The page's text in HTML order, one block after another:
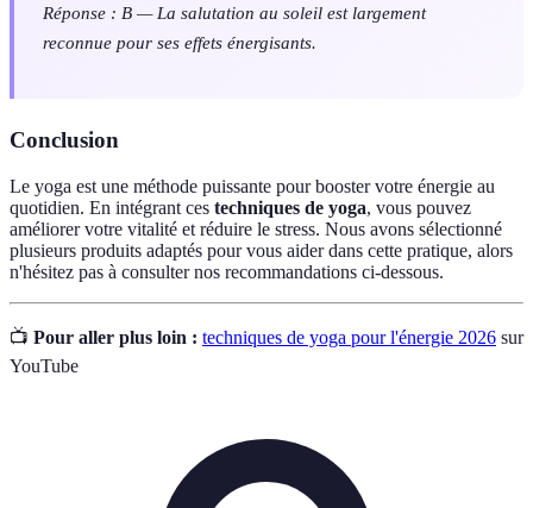
Réponse : B — La salutation au soleil est largement
reconnue pour ses effets énergisants.
Conclusion
Le yoga est une méthode puissante pour booster votre énergie au
quotidien. En intégrant ces techniques de yoga, vous pouvez
améliorer votre vitalité et réduire le stress. Nous avons sélectionné
plusieurs produits adaptés pour vous aider dans cette pratique, alors
n'hésitez pas à consulter nos recommandations ci-dessous.
📺 Pour aller plus loin : techniques de yoga pour l'énergie 2026 sur
YouTube